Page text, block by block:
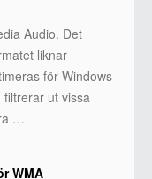
Audio. Det
liknar
för Windows
ut vissa
…
WMA